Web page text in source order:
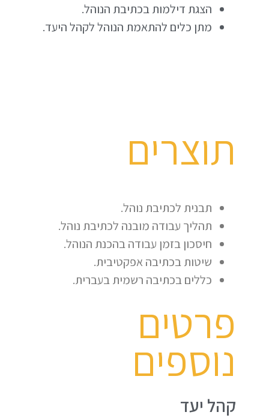
הצגת דילמות בכתיבת הנוהל.
מתן כלים להתאמת הנוהל לקהל היעד.
תבנית לכתיבת נוהל.
תהליך עבודה מובנה לכתיבת נוהל.
חיסכון בזמן עבודה בהכנת הנוהל.
שיטות בכתיבה אפקטיבית.
כללים בכתיבה רשמית בעברית.
תוצרים
פרטים
נוספים
קהל יעד